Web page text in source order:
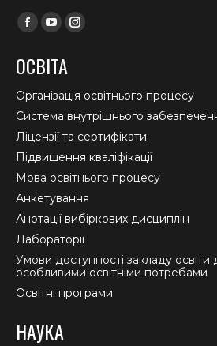
Find us on:
Facebook
opens
in
new
window
YouTube
opens
in
new
window
Instagram
in
new
window
ОСВІТА
Організація освітнього процесу
Система внутрішнього
Ліцензії та сертифікати
Підвищення кваліфікації
Мова освітнього процесу
Анкетування
Анотації вибіркових дисциплін
Лабораторії
Умови доступності закладу освіти
особливими освітніми потребами
Освітні програми
НАУКА